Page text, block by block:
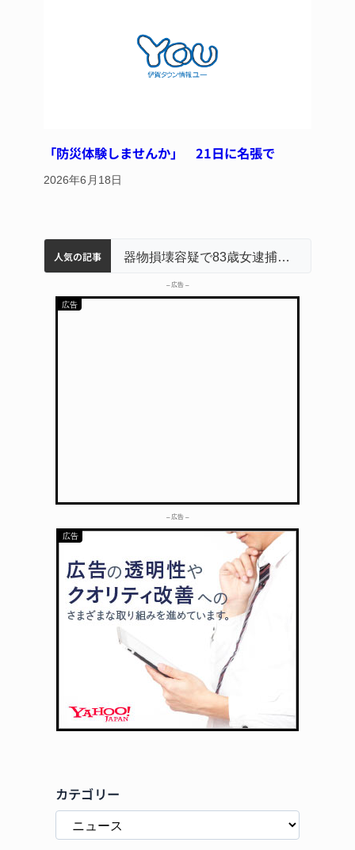
「防災体験しませんか」 21日に名張で
2026年6月18日
人気の記事
名張市水道料金47％値上げへ 答申案、審議会で大筋まとまる
中学校の陶壁モニュメント 地元建設会社がボランティアで清掃 伊賀
名張市立病院のDMAT、熊本地震の被災地へ 能登以来3回目の派遣
器物損壊容疑で83歳女逮捕 伊賀署 「息子が妊娠させた」母娘だまされ400万円詐欺被害 名張
– 広告 –
– 広告 –
カテゴリー